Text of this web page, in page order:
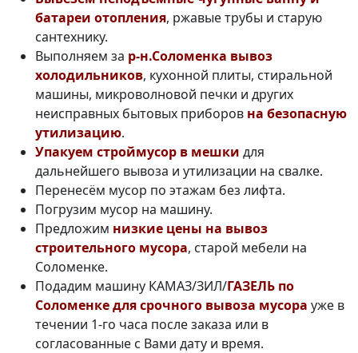
батареи отопления, ржавые трубы и старую
сантехнику.
Выполняем за р-н.Соломенка вывоз
холодильников, кухонной плиты, стиральной
машины, микроволновой печки и других
неисправных бытовых приборов на безопасную
утилизацию.
Упакуем строймусор в мешки для
дальнейшего вывоза и утилизации на свалке.
Перенесём мусор по этажам без лифта.
Погрузим мусор на машину.
Предложим низкие цены на вывоз
строительного мусора, старой мебели на
Соломенке.
Подадим машину КАМАЗ/ЗИЛ/ГАЗЕЛЬ по
Соломенке для срочного вывоза мусора уже в
течении 1-го часа после заказа или в
согласованные с Вами дату и время.